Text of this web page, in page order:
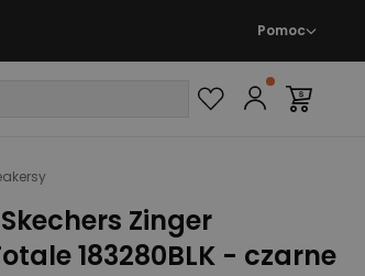
Pomoc
Zinger
183280BLK - czarne